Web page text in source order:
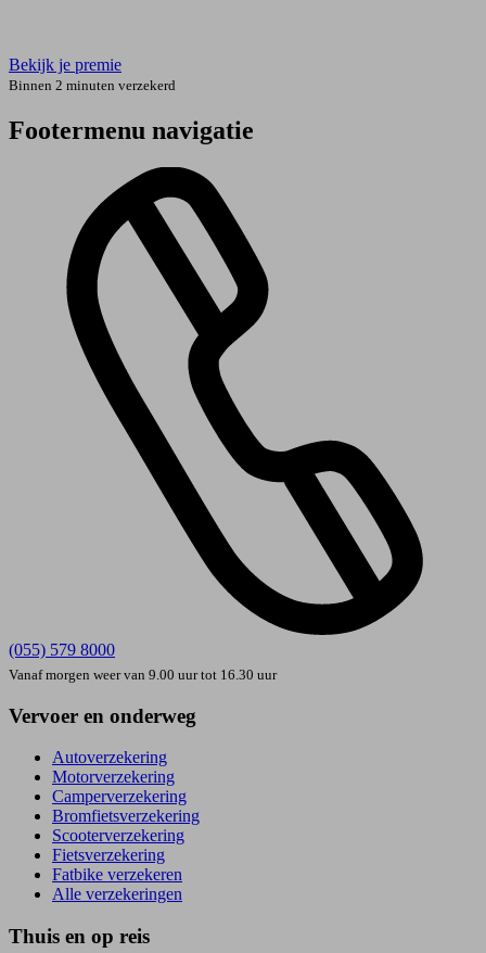
Bekijk je premie
Binnen 2 minuten verzekerd
Footermenu navigatie
(055) 579 8000
Vanaf morgen weer van 9.00 uur tot 16.30 uur
Vervoer en onderweg
Autoverzekering
Motorverzekering
Camperverzekering
Bromfietsverzekering
Scooterverzekering
Fietsverzekering
Fatbike verzekeren
Alle verzekeringen
Thuis en op reis